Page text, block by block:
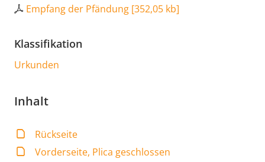
Empfang der Pfändung [352,05 kb]
Klassifikation
Urkunden
Inhalt
Rückseite
Vorderseite, Plica geschlossen